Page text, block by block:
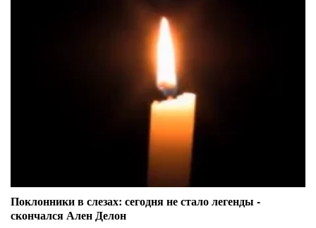
Поклонники в слезах: сегодня не стало легенды -
скончался Ален Делон